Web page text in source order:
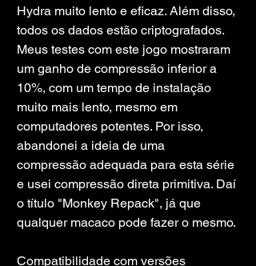
Hydra muito lento e eficaz. Além disso,
todos os dados estão criptografados.
Meus testes com este jogo mostraram
um ganho de compressão inferior a
10%, com um tempo de instalação
muito mais lento, mesmo em
computadores potentes. Por isso,
abandonei a ideia de uma
compressão adequada para esta série
e usei compressão direta primitiva. Daí
o título "Monkey Repack", já que
qualquer macaco pode fazer o mesmo.
Compatibilidade com versões